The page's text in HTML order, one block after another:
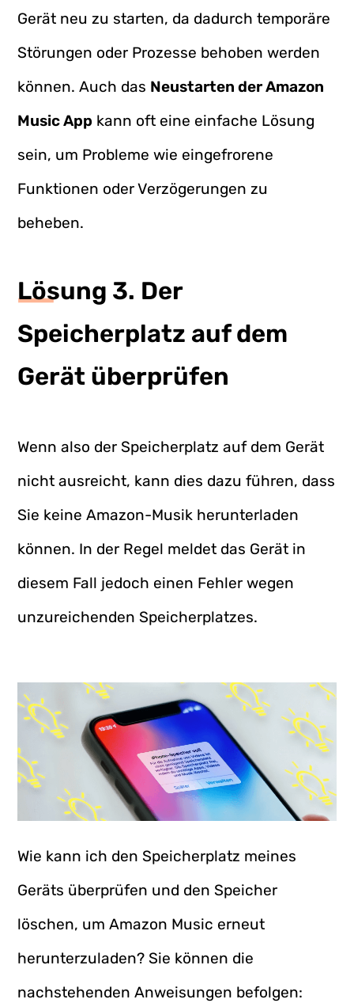
Gerät neu zu starten, da dadurch temporäre
Störungen oder Prozesse behoben werden
können. Auch das Neustarten der Amazon
Music App kann oft eine einfache Lösung
sein, um Probleme wie eingefrorene
Funktionen oder Verzögerungen zu
beheben.
Lösung 3. Der
Speicherplatz auf dem
Gerät überprüfen
Wenn also der Speicherplatz auf dem Gerät
nicht ausreicht, kann dies dazu führen, dass
Sie keine Amazon-Musik herunterladen
können. In der Regel meldet das Gerät in
diesem Fall jedoch einen Fehler wegen
unzureichenden Speicherplatzes.
Wie kann ich den Speicherplatz meines
Geräts überprüfen und den Speicher
löschen, um Amazon Music erneut
herunterzuladen? Sie können die
nachstehenden Anweisungen befolgen: